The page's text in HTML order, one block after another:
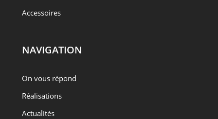
Accessoires
NAVIGATION
On vous répond
Réalisations
Actualités